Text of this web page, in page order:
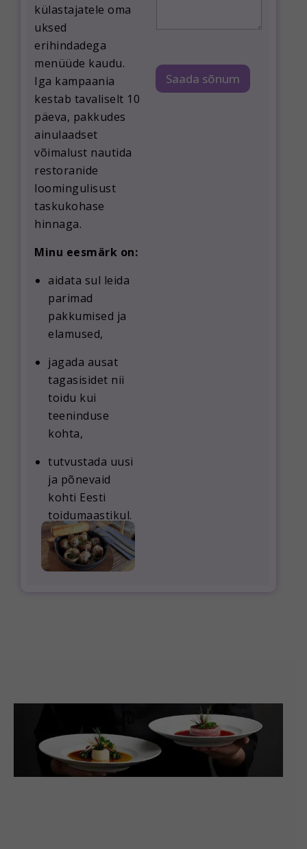
külastajatele oma
uksed
erihindadega
menüüde kaudu.
Iga kampaania
kestab tavaliselt 10
päeva, pakkudes
ainulaadset
võimalust nautida
restoranide
loomingulisust
taskukohase
hinnaga.
Minu eesmärk on:
aidata sul leida
parimad
pakkumised ja
elamused,
jagada ausat
tagasisidet nii
toidu kui
teeninduse
kohta,
tutvustada uusi
ja põnevaid
kohti Eesti
toidumaastikul.
o
S
Saada sõnum